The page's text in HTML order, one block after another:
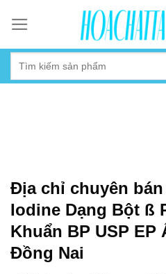
content
Địa chỉ chuyên
Iodine Dạng Bột ß
Khuẩn BP USP
Đồng Nai